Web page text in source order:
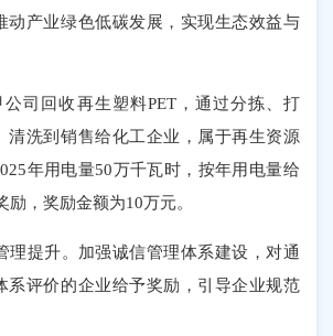
动产业绿色低碳发展，实现生态效益与
回收再生塑料PET，通过分拣、打
清洗到销售给化工企业，属于再生资源
年用电量50万千瓦时，按年用电量给
励，奖励金额为10万元。
提升。加强诚信管理体系建设，对通
系评价的企业给予奖励，引导企业规范